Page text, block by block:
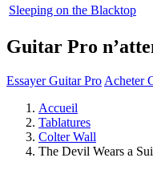
Sleeping on the Blacktop
Guitar Pro
Essayer Guitar Pro Acheter
Accueil
Tablatures
Colter Wall
The Devil Wears a